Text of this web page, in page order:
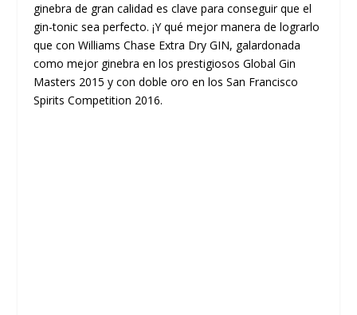
ginebra de gran calidad es clave para conseguir que el
gin-tonic sea perfecto. ¡Y qué mejor manera de lograrlo
que con Williams Chase Extra Dry GIN, galardonada
como mejor ginebra en los prestigiosos Global Gin
Masters 2015 y con doble oro en los San Francisco
Spirits Competition 2016.